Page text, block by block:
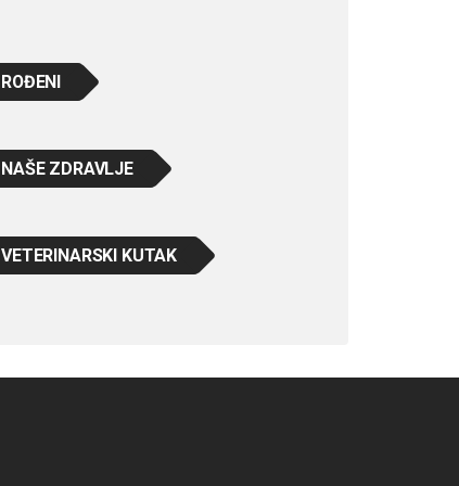
ROĐENI
NAŠE ZDRAVLJE
VETERINARSKI KUTAK